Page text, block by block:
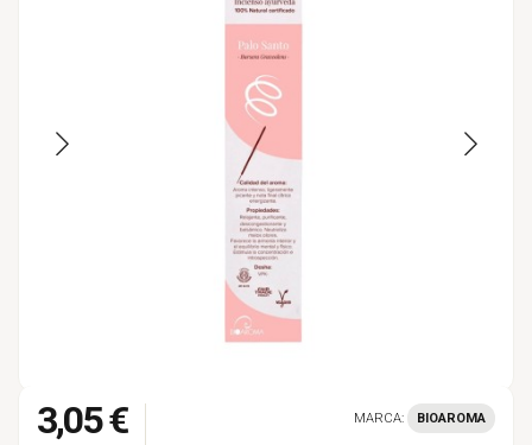
3,05 € MARCA: BIOAROMA